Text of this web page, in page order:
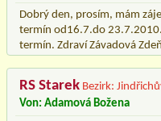
Dobrý den, prosím, mám
termín od16.7.do
termín. Zdraví Závadová
RS Starek Bezirk:
Von: Adamová Božena